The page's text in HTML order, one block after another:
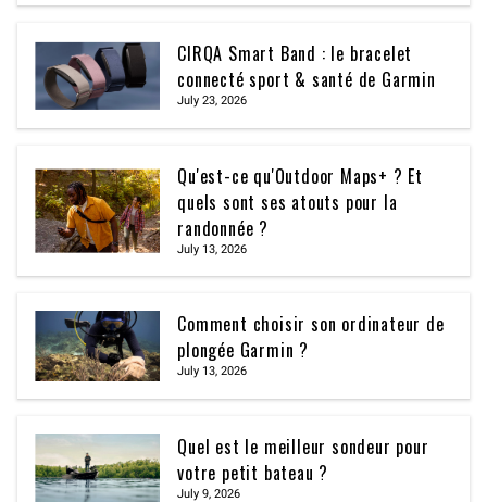
CIRQA Smart Band : le bracelet
connecté sport & santé de Garmin
July 23, 2026
Qu'est-ce qu'Outdoor Maps+ ? Et
quels sont ses atouts pour la
randonnée ?
July 13, 2026
Comment choisir son ordinateur de
plongée Garmin ?
July 13, 2026
Quel est le meilleur sondeur pour
votre petit bateau ?
July 9, 2026